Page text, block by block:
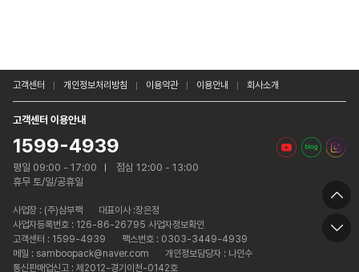
고객센터 개인정보처리방침 이용약관 이용안내 회사소개
고객센터 이용안내
1599-4939
평일 09:00 - 17:00
점심 12:00 - 13:00
휴무 토/일/공휴일
사업장 : (주)삼부팩
대표이사 :장은정
사업자등록번호 : 126-86-26795 사업자정보확인
고객센터 : 1599-4939
팩스번호 : 0303-3449-4939
메일 : samboopack@naver.com
개인정보담당자 : 나인수
통신판매업신고 : 제2012-경기이천-0142호